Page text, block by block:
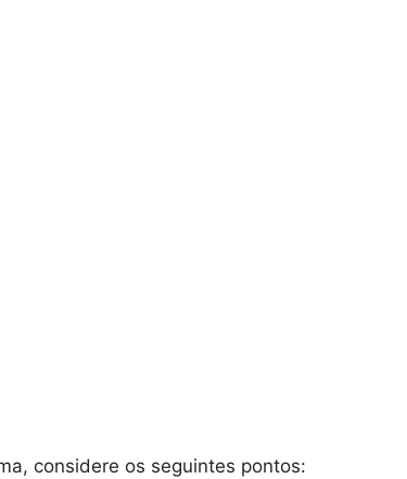
considere os seguintes pontos: